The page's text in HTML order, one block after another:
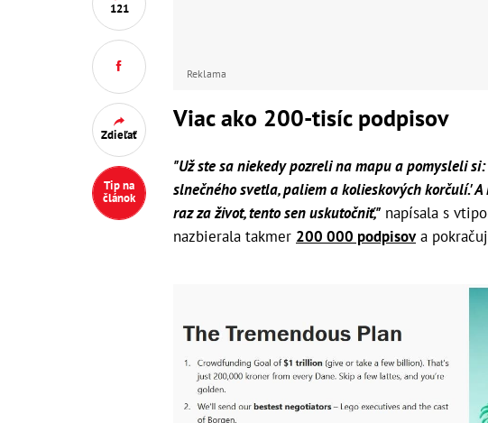
121
Zdieľať
Tip na
článok
Reklama
Viac ako 200-tisíc podpisov
"Už ste sa niekedy pozreli na mapu a pomysleli
slnečného svetla, paliem a kolieskových korčulí.'
raz za život, tento sen uskutočniť," napísala s
nazbierala takmer 200 000 podpisova